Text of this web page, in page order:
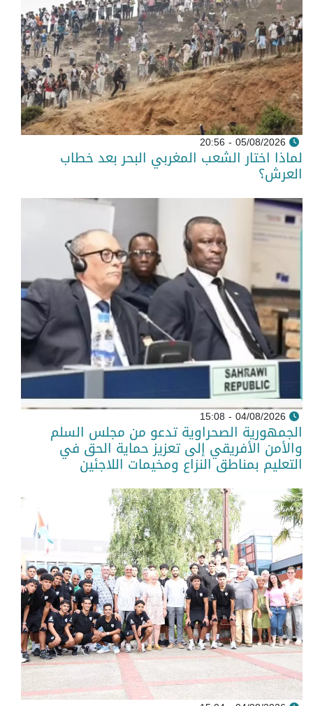
05/08/2026 - 20:56
لماذا اختار الشعب المغربي البحر بعد خطاب
العرش؟
04/08/2026 - 15:08
الجمهورية الصحراوية تدعو من مجلس السلم
والأمن الأفريقي إلى تعزيز حماية الحق في
التعليم بمناطق النزاع ومخيمات اللاجئين